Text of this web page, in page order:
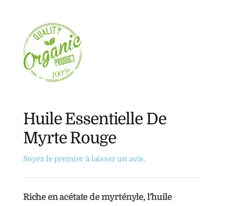
Huile Essentielle De
Myrte Rouge
Soyez le premier à laisser un avis.
Riche en acétate de myrtényle, l’huile